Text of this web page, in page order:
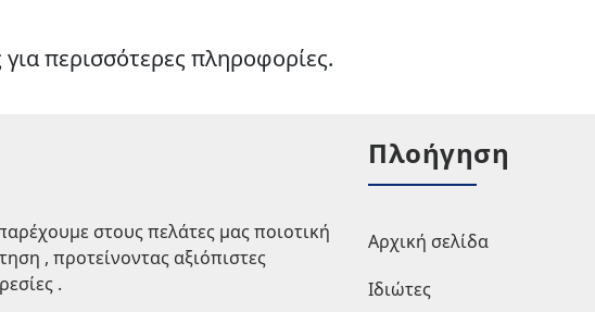
περισσότερες πληροφορίες.
στους πελάτες μας ποιοτική
, προτείνοντας αξιόπιστες
.
Πλοήγηση
Αρχική σελίδα
Ιδιώτες